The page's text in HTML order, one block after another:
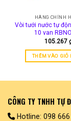
HÀNG CHÍNH
Vòi tưới nước tự
10 van
105.267
THÊM VÀO GIỎ
CÔNG TY TNHH TỰ
Hotline: 098 666